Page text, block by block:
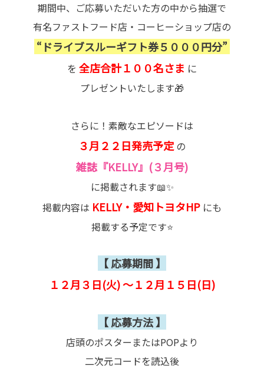
期間中、ご応募いただいた方の中から抽選で
有名ファストフード店・コーヒーショップ店の
“ドライブスルーギフト券５０００円分”
を 全店合計１００名さま に
プレゼントいたします🎁
さらに！素敵なエピソードは
３月２２日発売予定 の
雑誌『KELLY』(３月号)
に掲載されます📖✨
掲載内容は KELLY・愛知トヨタHP にも
掲載する予定です⭐
【 応募期間 】
１２月３日(火) ～１２月１５日(日)
【 応募方法 】
店頭のポスターまたはPOPより
二次元コードを読込後